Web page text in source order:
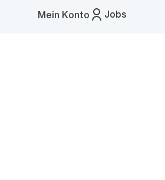
Jobs
Mein Konto
Menü